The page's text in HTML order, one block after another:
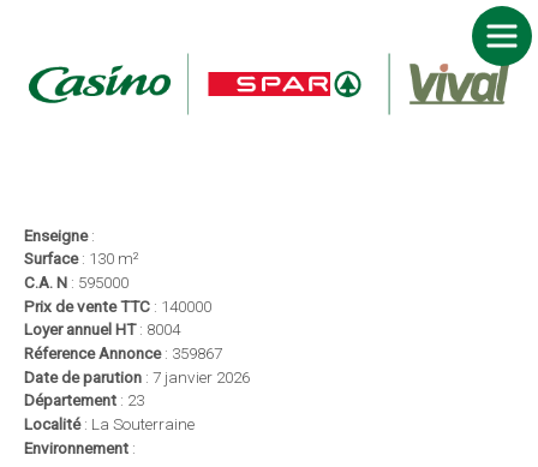
ACCUEIL FRANCHISE CASINO SPAR VIVAL
DEVENIR FRANCHISÉ
NOUS CONTACTER
Enseigne:
Surface: 130 m²
C.A. N : 595000
Prix de vente TTC : 140000
Loyer annuel HT: 8004
Réference Annonce: 359867
Date de parution : 7 janvier 2026
Département : 23
Localité: La Souterraine
Environnement :